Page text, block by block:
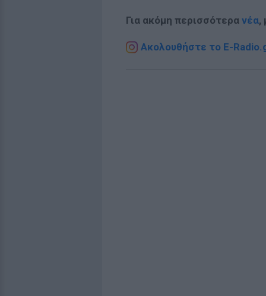
Για ακόμη περισσότερα νέα,
Ακολουθήστε το E-